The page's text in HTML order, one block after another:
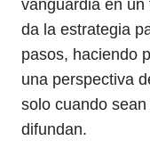
vanguardia en
da la estrategia
pasos, haciendo
una perspectiva
solo cuando
difundan.